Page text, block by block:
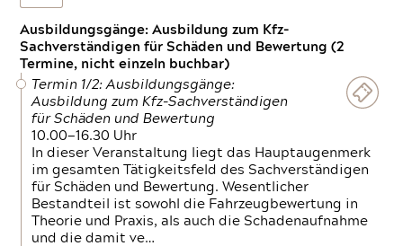
Ausbildungsgänge: Ausbildung zum Kfz-
Sachverständigen für Schäden und Bewertung (2
Termine, nicht einzeln buchbar)
Termin 1/2: Ausbildungsgänge:
Ausbildung zum Kfz-Sachverständigen
für Schäden und Bewertung
10.00—16.30 Uhr
In dieser Veranstaltung liegt das Hauptaugenmerk
im gesamten Tätigkeitsfeld des Sachverständigen
für Schäden und Bewertung. Wesentlicher
Bestandteil ist sowohl die Fahrzeugbewertung in
Theorie und Praxis, als auch die Schadenaufnahme
und die damit ve…